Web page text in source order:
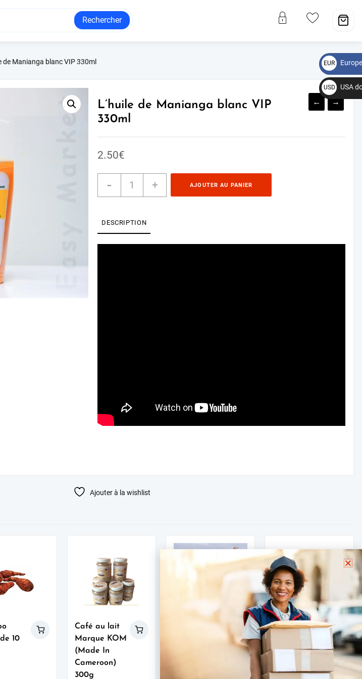
Rechercher
de Manianga blanc VIP 330ml
← →
L’huile de Manianga blanc VIP
330ml
2.50€
- + AJOUTER AU PANIER
DESCRIPTION
Ajouter à la wishlist
10
Café au lait
Marque KOM
(Made In
Cameroon)
300g
Café 20
Capsules –
Marque
KOM » 100%
EUR
€
USD
$
USA